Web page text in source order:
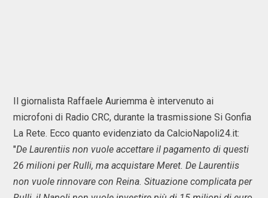
Il giornalista Raffaele Auriemma è intervenuto ai
microfoni di Radio CRC, durante la trasmissione Si Gonfia
La Rete. Ecco quanto evidenziato da CalcioNapoli24.it:
"De Laurentiis non vuole accettare il pagamento di questi
26 milioni per Rulli, ma acquistare Meret. De Laurentiis
non vuole rinnovare con Reina. Situazione complicata per